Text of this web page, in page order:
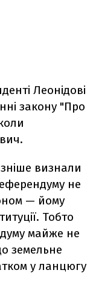
Леонідові
закону "Про
визнали
не
— йому
Тобто
майже не
земельне
у ланцюгу